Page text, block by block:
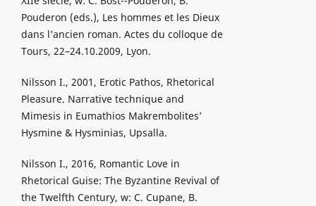
Pouderon (eds.), Les hommes et les Dieux
dans l’ancien roman. Actes du colloque de
Tours, 22–24.10.2009, Lyon.
Nilsson I., 2001, Erotic Pathos, Rhetorical
Pleasure. Narrative technique and
Mimesis in Eumathios Makrembolites’
Hysmine & Hysminias, Upsalla.
Nilsson I., 2016, Romantic Love in
Rhetorical Guise: The Byzantine Revival of
the Twelfth Century, w: C. Cupane, B.